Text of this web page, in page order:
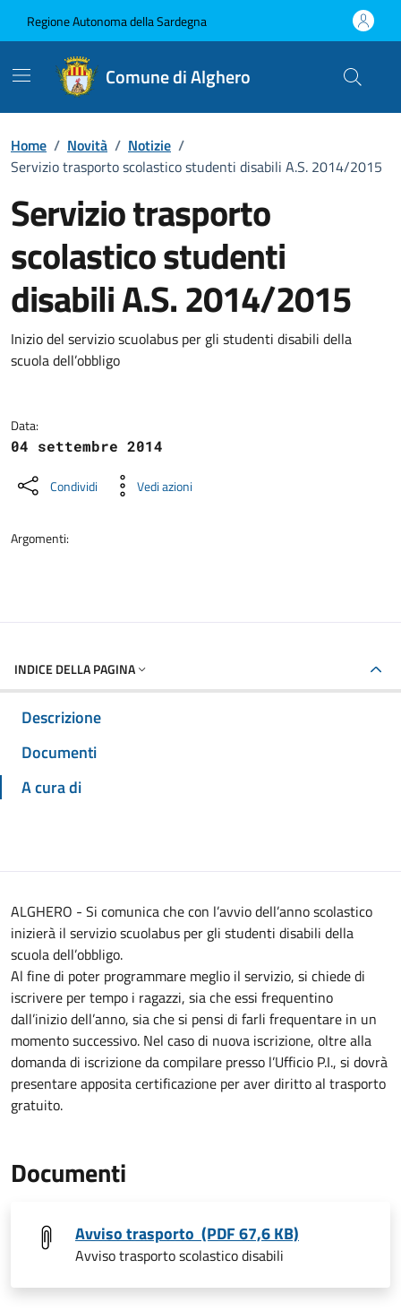
Regione Autonoma della Sardegna
Comune di Alghero
Home / Novità / Notizie /
Servizio trasporto scolastico studenti disabili A.S. 2014/2015
Servizio trasporto
scolastico studenti
disabili A.S. 2014/2015
Dettagli della notizia
Inizio del servizio scuolabus per gli studenti disabili della
scuola dell’obbligo
Data:
04 settembre 2014
Condividi Vedi azioni
Argomenti:
INDICE DELLA PAGINA
Descrizione
Documenti
A cura di
ALGHERO - Si comunica che con l’avvio dell’anno scolastico
inizierà il servizio scuolabus per gli studenti disabili della
scuola dell’obbligo.
Al fine di poter programmare meglio il servizio, si chiede di
iscrivere per tempo i ragazzi, sia che essi frequentino
dall’inizio dell’anno, sia che si pensi di farli frequentare in un
momento successivo. Nel caso di nuova iscrizione, oltre alla
domanda di iscrizione da compilare presso l’Ufficio P.I., si dovrà
presentare apposita certificazione per aver diritto al trasporto
gratuito.
Documenti
Avviso trasporto (PDF 67,6 KB)
Avviso trasporto scolastico disabili